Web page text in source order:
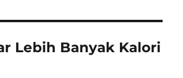
Lebih Banyak Kalori